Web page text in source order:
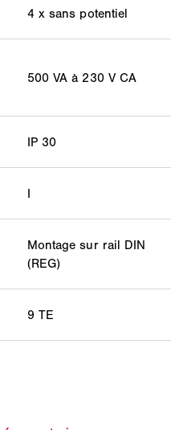
4 x sans potentiel
500 VA à 230 V CA
IP 30
I
Montage sur rail DIN
(REG)
9 TE